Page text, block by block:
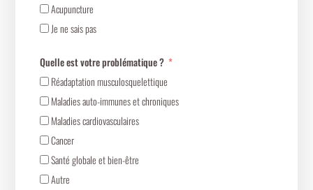
Acupuncture
Je ne sais pas
Quelle est votre problématique ?
Réadaptation musculosquelettique
Maladies auto-immunes et chroniques
Maladies cardiovasculaires
Cancer
Santé globale et bien-être
Autre